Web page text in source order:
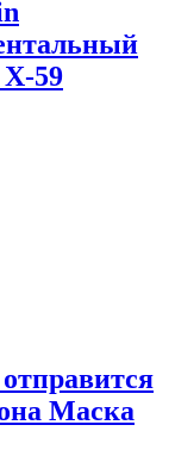
X-59
Маска